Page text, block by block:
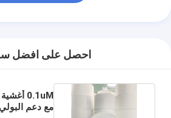
احصل على افضل
مع دعم